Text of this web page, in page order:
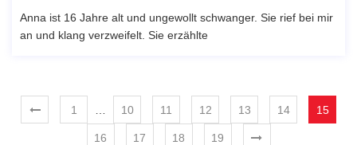
Anna ist 16 Jahre alt und ungewollt schwanger. Sie rief bei mir
an und klang verzweifelt. Sie erzählte
1 10 11 12 13 14 15
16 17 18 19